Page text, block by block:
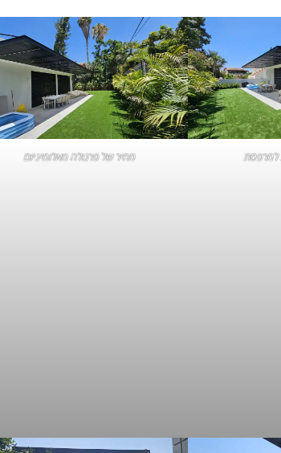
למרפסת מחיר של פרגולה מאלומיניום